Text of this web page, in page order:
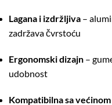
Lagana i izdržljiva –
zadržava čvrstoću
Ergonomski dizajn –
udobnost
Kompatibilna sa